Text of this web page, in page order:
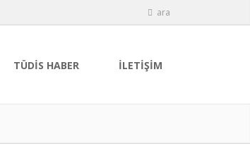
ara
TÜDİS HABER İLETİŞİM